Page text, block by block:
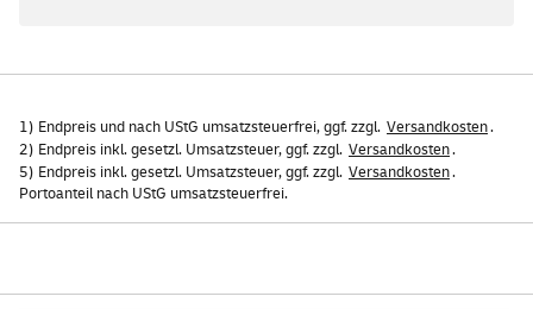
1) Endpreis und nach UStG umsatzsteuerfrei, ggf. zzgl. Versandkosten.
2) Endpreis inkl. gesetzl. Umsatzsteuer, ggf. zzgl. Versandkosten.
5) Endpreis inkl. gesetzl. Umsatzsteuer, ggf. zzgl. Versandkosten.
Portoanteil nach UStG umsatzsteuerfrei.